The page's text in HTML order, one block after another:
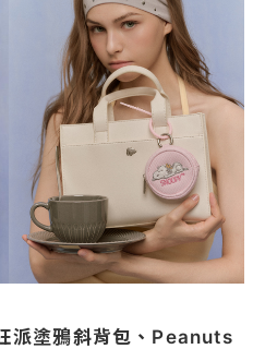
派塗鴉斜背包、Peanuts